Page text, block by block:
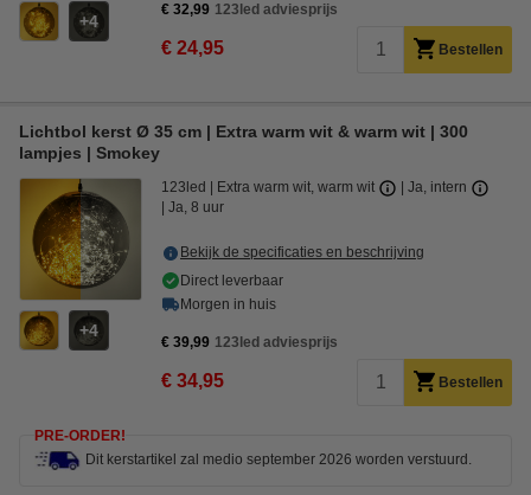
4
€ 32,99 123led adviesprijs
€ 24,95 Bestellen
Lichtbol kerst Ø 35 cm | Extra warm wit & warm wit | 300
lampjes | Smokey
4
123led Extra warm wit, warm wit
Ja, intern
Ja, 8 uur
Bekijk de specificaties en beschrijving
Direct leverbaar
Morgen in huis
€ 39,99 123led adviesprijs
€ 34,95 Bestellen
PRE-ORDER!
Dit kerstartikel zal medio september 2026 worden verstuurd.